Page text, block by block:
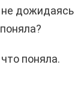
не дожидаясь
поняла.